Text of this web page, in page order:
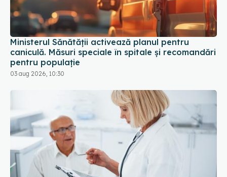
Ministerul Sănătății activează planul pentru
caniculă. Măsuri speciale în spitale și recomandări
pentru populație
03 aug 2026, 10:30